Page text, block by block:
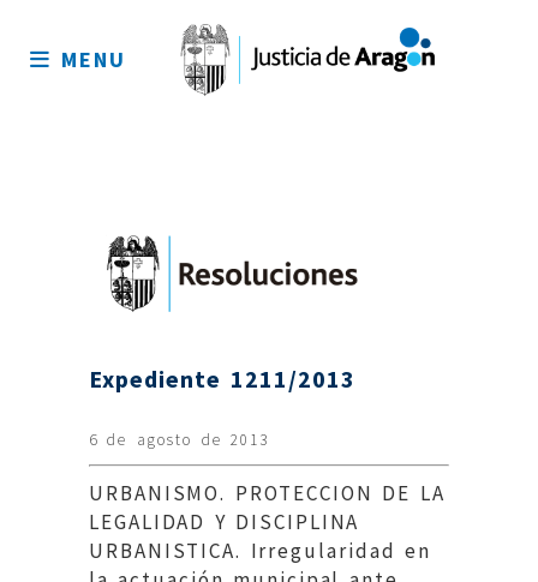
sitio
MENU
Expediente 1211/2013
6 de agosto de 2013
URBANISMO. PROTECCION DE LA
LEGALIDAD Y DISCIPLINA
URBANISTICA. Irregularidad en